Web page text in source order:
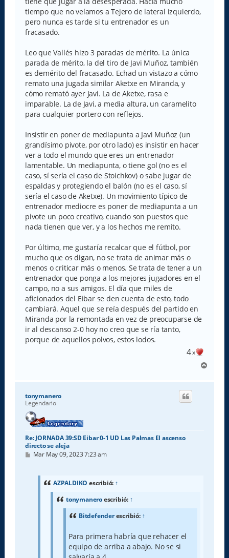
tiempo que no veíamos a Tejero de lateral izquierdo,
pero nunca es tarde si tu entrenador es un
fracasado.
Leo que Vallés hizo 3 paradas de mérito. La única
parada de mérito, la del tiro de Javi Muñoz, también
es demérito del fracasado. Echad un vistazo a cómo
remato una jugada similar Aketxe en Miranda, y
cómo remató ayer Javi. La de Aketxe, rasa e
imparable. La de Javi, a media altura, un caramelito
para cualquier portero con reflejos.
Insistir en poner de mediapunta a Javi Muñoz (un
grandísimo pivote, por otro lado) es insistir en hacer
ver a todo el mundo que eres un entrenador
lamentable. Un mediapunta, o tiene gol (no es el
caso, sí sería el caso de Stoichkov) o sabe jugar de
espaldas y protegiendo el balón (no es el caso, sí
sería el caso de Aketxe). Un movimiento típico de
entrenador mediocre es poner de mediapunta a un
pivote un poco creativo, cuando son puestos que
nada tienen que ver, y a los hechos me remito.
Por último, me gustaría recalcar que el fútbol, por
mucho que os digan, no se trata de animar más o
menos o criticar más o menos. Se trata de tener a un
entrenador que ponga a los mejores jugadores en el
campo, no a sus amigos. El día que miles de
aficionados del Eibar se den cuenta de esto, todo
cambiará. Aquel que se reía después del partido en
Miranda por la remontada en vez de preocuparse de
ir al descanso 2-0 hoy no creo que se ría tanto,
porque de aquellos polvos, estos lodos.
4x
r
tonymanero
Legendario
Re: JORNADA 39:SD Eibar 0-1 UD Las Palmas El ascenso
directo se aleja
M
Mar May 09, 2023 7:23 am
AZPALDIKO escribió: ↑
tonymaneroescribió: ↑
Bitdefenderescribió: ↑
Para primera habría que rehacer el
equipo de arriba a abajo. No se si